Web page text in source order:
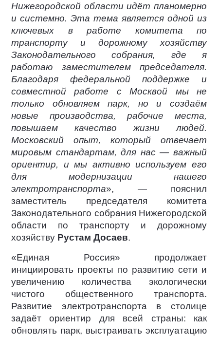
Нижегородской области идёт планомерно
и системно. Эта тема является одной из
ключевых в работе комитета по
транспорту и дорожному хозяйству
Законодательного собрания, где я
работаю заместителем председателя.
Благодаря федеральной поддержке и
совместной работе с Москвой мы не
только обновляем парк, но и создаём
новые производства, рабочие места,
повышаем качество жизни людей.
Московский опыт, который отвечает
мировым стандартам, для нас — важный
ориентир, и мы активно используем его
для модернизации нашего
электротранспорта», — пояснил
заместитель председателя комитета
Законодательного собрания Нижегородской
области по транспорту и дорожному
хозяйству Рустам Досаев.
«Единая Россия» продолжает
инициировать проекты по развитию сети и
увеличению количества экологически
чистого общественного транспорта.
Развитие электротранспорта в столице
задаёт ориентир для всей страны: как
обновлять парк, выстраивать эксплуатацию